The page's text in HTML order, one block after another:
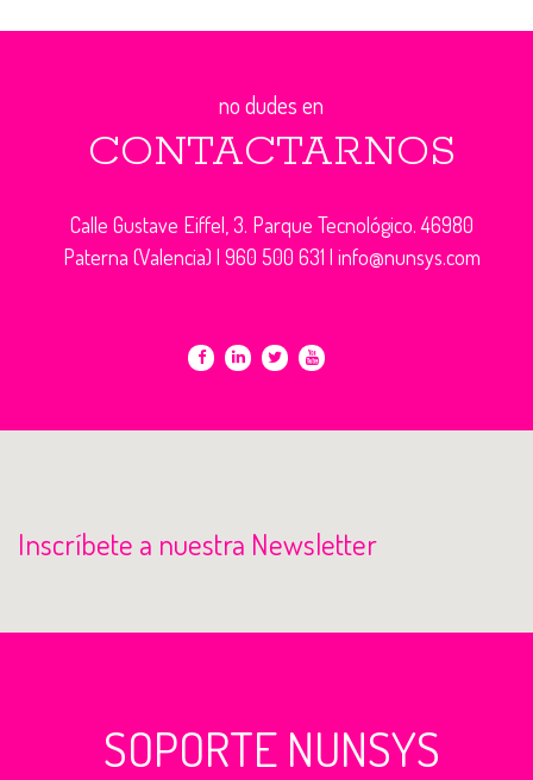
no dudes en
CONTACTARNOS
Calle Gustave Eiffel, 3. Parque Tecnológico. 46980
Paterna (Valencia) | 960 500 631 | info@nunsys.com
Inscríbete a nuestra Newsletter
SOPORTE NUNSYS